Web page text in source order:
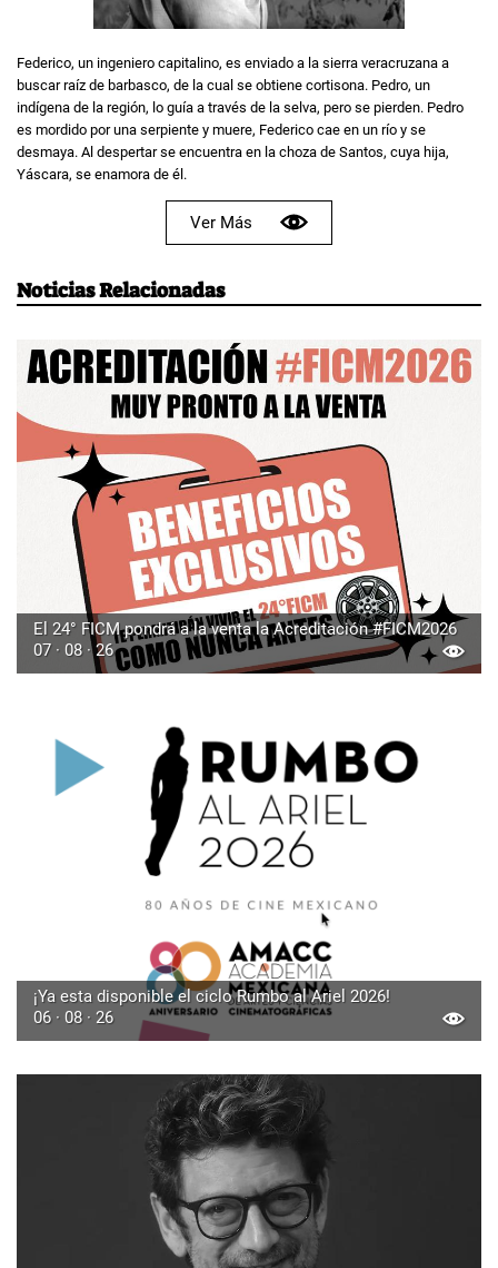
Federico, un ingeniero capitalino, es enviado a la sierra veracruzana a
buscar raíz de barbasco, de la cual se obtiene cortisona. Pedro, un
indígena de la región, lo guía a través de la selva, pero se pierden. Pedro
es mordido por una serpiente y muere, Federico cae en un río y se
desmaya. Al despertar se encuentra en la choza de Santos, cuya hija,
Yáscara, se enamora de él.
Ver Más
Noticias Relacionadas
El 24° FICM pondrá a la venta la Acreditación #FICM2026
07 · 08 · 26
¡Ya esta disponible el ciclo Rumbo al Ariel 2026!
06 · 08 · 26